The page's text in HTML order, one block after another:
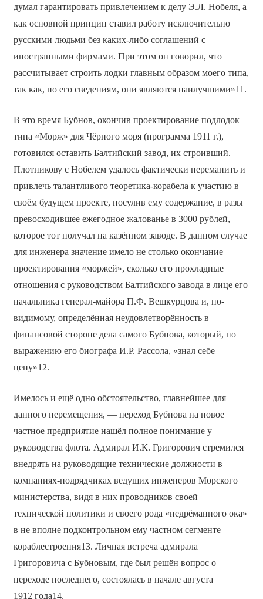
думал гарантировать привлечением к делу Э.Л. Нобеля, а
как основной принцип ставил работу исключительно
русскими людьми без каких-либо соглашений с
иностранными фирмами. При этом он говорил, что
рассчитывает строить лодки главным образом моего типа,
так как, по его сведениям, они являются наилучшими»11.
В это время Бубнов, окончив проектирование подлодок
типа «Морж» для Чёрного моря (программа 1911 г.),
готовился оставить Балтийский завод, их строивший.
Плотникову с Нобелем удалось фактически переманить и
привлечь талантливого теоретика-корабела к участию в
своём будущем проекте, посулив ему содержание, в разы
превосходившее ежегодное жалованье в 3000 рублей,
которое тот получал на казённом заводе. В данном случае
для инженера значение имело не столько окончание
проектирования «моржей», сколько его прохладные
отношения с руководством Балтийского завода в лице его
начальника генерал-майора П.Ф. Вешкурцова и, по-
видимому, определённая неудовлетворённость в
финансовой стороне дела самого Бубнова, который, по
выражению его биографа И.Р. Рассола, «знал себе
цену»12.
Имелось и ещё одно обстоятельство, главнейшее для
данного перемещения, — переход Бубнова на новое
частное предприятие нашёл полное понимание у
руководства флота. Адмирал И.К. Григорович стремился
внедрять на руководящие технические должности в
компаниях-подрядчиках ведущих инженеров Морского
министерства, видя в них проводников своей
технической политики и своего рода «недрёманного ока»
в не вполне подконтрольном ему частном сегменте
кораблестроения13. Личная встреча адмирала
Григоровича с Бубновым, где был решён вопрос о
переходе последнего, состоялась в начале августа
1912 года14.